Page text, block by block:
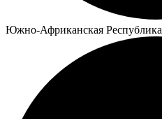
Южно-Африканская Республика